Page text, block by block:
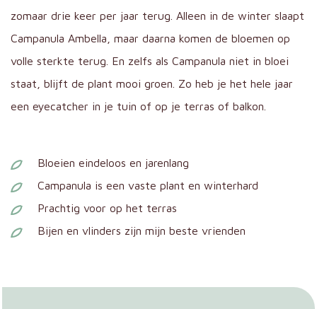
zomaar drie keer per jaar terug. Alleen in de winter slaapt
Campanula Ambella, maar daarna komen de bloemen op
volle sterkte terug. En zelfs als Campanula niet in bloei
staat, blijft de plant mooi groen. Zo heb je het hele jaar
een eyecatcher in je tuin of op je terras of balkon.
Bloeien eindeloos en jarenlang
Campanula is een vaste plant en winterhard
Prachtig voor op het terras
Bijen en vlinders zijn mijn beste vrienden